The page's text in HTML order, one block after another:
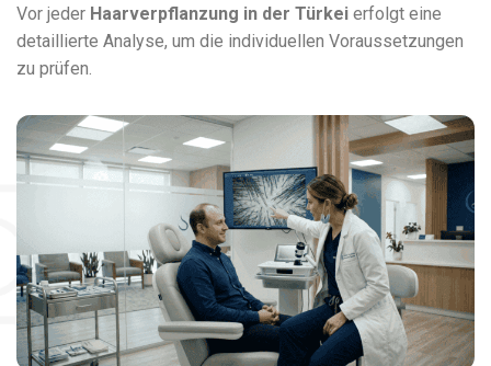
Vor jeder Haarverpflanzung in der Türkei erfolgt eine
detaillierte Analyse, um die individuellen Voraussetzungen
zu prüfen.